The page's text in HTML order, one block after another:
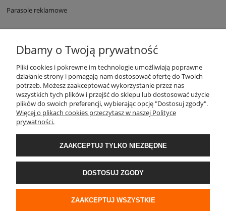
Parasole reklamowe
POMOC
DO POBRANIA
O NAS
Dbamy o Twoją prywatność
Pliki cookies i pokrewne im technologie umożliwiają poprawne
działanie strony i pomagają nam dostosować ofertę do Twoich
potrzeb. Możesz zaakceptować wykorzystanie przez nas
wszystkich tych plików i przejść do sklepu lub dostosować użycie
plików do swoich preferencji, wybierając opcję "Dostosuj zgody".
Więcej o plikach cookies przeczytasz w naszej Polityce
prywatności.
ZAAKCEPTUJ TYLKO NIEZBĘDNE
DOSTOSUJ ZGODY
ZAAKCEPTUJ WSZYSTKIE